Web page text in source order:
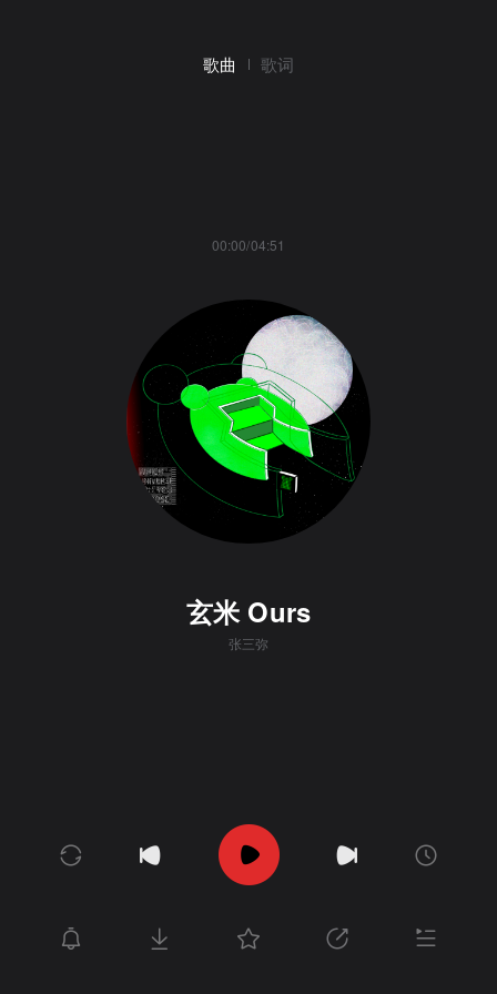
歌曲 歌词
00:00/04:51
玄米 Ours
张三弥